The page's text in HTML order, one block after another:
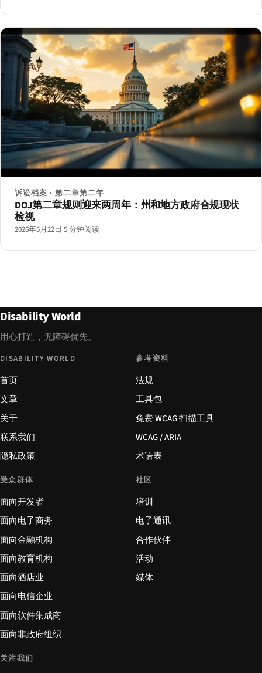
诉讼档案 · 第二章第二年
DOJ第二章规则迎来两周年：州和地方政府合规现状
检视
2026年5月22日·5 分钟阅读
Disability World
用心打造，无障碍优先。
DISABILITY WORLD
首页
文章
关于
联系我们
隐私政策
参考资料
法规
工具包
免费 WCAG 扫描工具
WCAG / ARIA
术语表
受众群体
面向开发者
面向电子商务
面向金融机构
面向教育机构
面向酒店业
面向电信企业
面向软件集成商
面向非政府组织
社区
培训
电子通讯
合作伙伴
活动
媒体
关注我们